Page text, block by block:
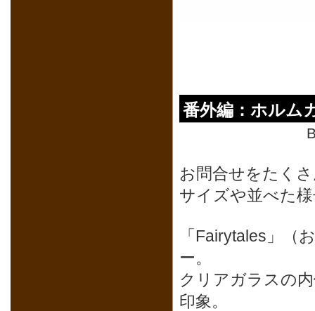
番外編：ホルム
お問合せをたく
サイズや並べた
「Fairytales」（
ー。
クリアガラスの
印象。